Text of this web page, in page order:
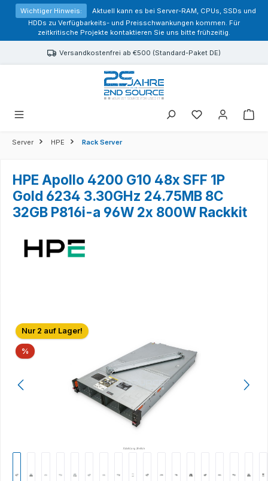
springen
Wichtiger Hinweis:
Aktuell kann es bei Server-RAM, CPUs, SSDs und
HDDs zu Verfügbarkeits- und Preisschwankungen kommen. Für
zeitkritische Projekte kontaktieren Sie uns bitte frühzeitig.
Versandkostenfrei ab €500 (Standard-Paket DE)
Sie haben 0
Server HPE Rack Server
HPE Apollo 4200 G10 48x SFF 1P
Gold 6234 3.30GHz 24.75MB 8C
32GB P816i-a 96W 2x 800W Rackkit
Bildergalerie überspringen
Nur 2 auf Lager!
% Rabatt